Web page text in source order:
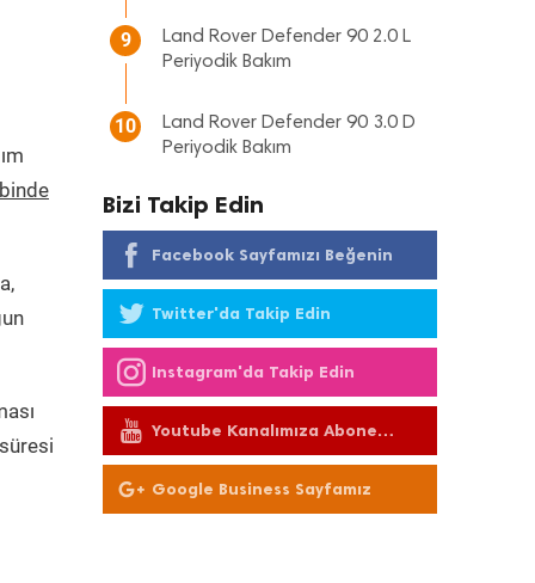
9
Land Rover Defender 90 2.0 L
Periyodik Bakım
10
Land Rover Defender 90 3.0 D
Periyodik Bakım
Bizi Takip Edin
Facebook Sayfamızı Beğenin
Twitter'da Takip Edin
Instagram'da Takip Edin
Youtube Kanalımıza Abone
Olun
Google Business Sayfamız